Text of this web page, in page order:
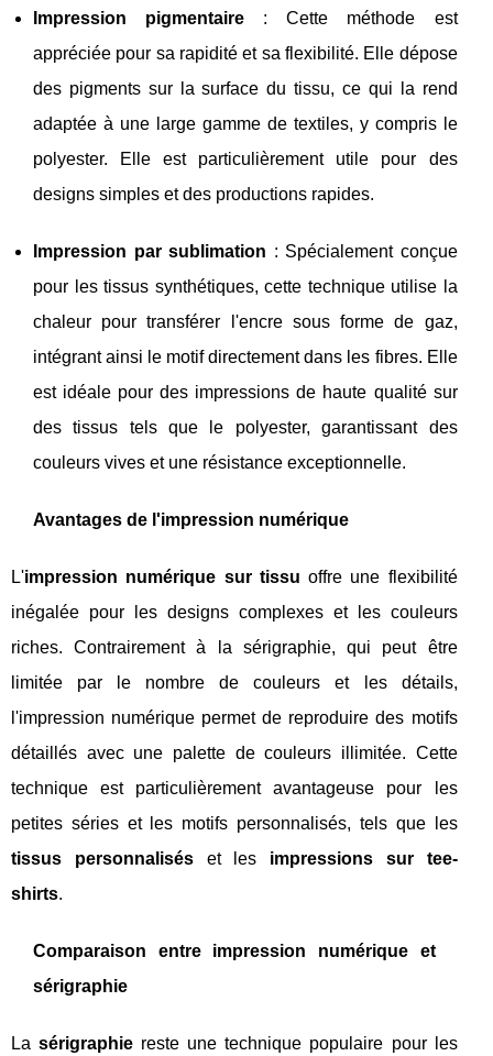
Impression pigmentaire : Cette méthode est
appréciée pour sa rapidité et sa flexibilité. Elle dépose
des pigments sur la surface du tissu, ce qui la rend
adaptée à une large gamme de textiles, y compris le
polyester. Elle est particulièrement utile pour des
designs simples et des productions rapides.
Impression par sublimation : Spécialement conçue
pour les tissus synthétiques, cette technique utilise la
chaleur pour transférer l'encre sous forme de gaz,
intégrant ainsi le motif directement dans les fibres. Elle
est idéale pour des impressions de haute qualité sur
des tissus tels que le polyester, garantissant des
couleurs vives et une résistance exceptionnelle.
Avantages de l'impression numérique
L'impression numérique sur tissu offre une flexibilité
inégalée pour les designs complexes et les couleurs
riches. Contrairement à la sérigraphie, qui peut être
limitée par le nombre de couleurs et les détails,
l'impression numérique permet de reproduire des motifs
détaillés avec une palette de couleurs illimitée. Cette
technique est particulièrement avantageuse pour les
petites séries et les motifs personnalisés, tels que les
tissus personnaliséset les impressions sur tee-
shirts.
Comparaison entre impression numérique et
sérigraphie
Lasérigraphie reste une technique populaire pour les